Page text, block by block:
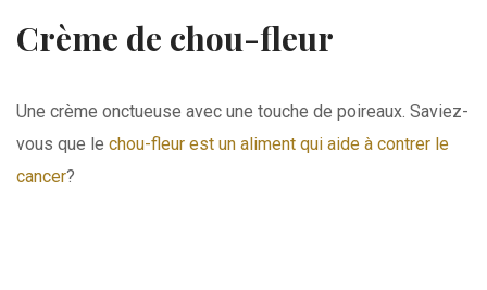
Crème de chou-fleur
Une crème onctueuse avec une touche de poireaux. Saviez-
vous que le chou-fleur est un aliment qui aide à contrer le
cancer?